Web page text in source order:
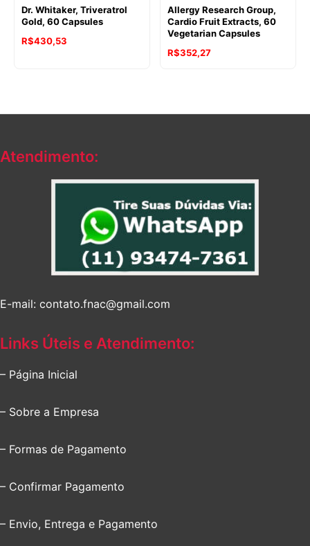
Dr. Whitaker, Triveratrol
Gold, 60 Capsules
R$430,53
Allergy Research Group,
Cardio Fruit Extracts, 60
Vegetarian Capsules
R$352,27
Atendimento:
E-mail: contato.fnac@gmail.com
Links Úteis e Atendimento:
– Página Inicial
– Sobre a Empresa
– Formas de Pagamento
– Confirmar Pagamento
– Envio, Entrega e Pagamento